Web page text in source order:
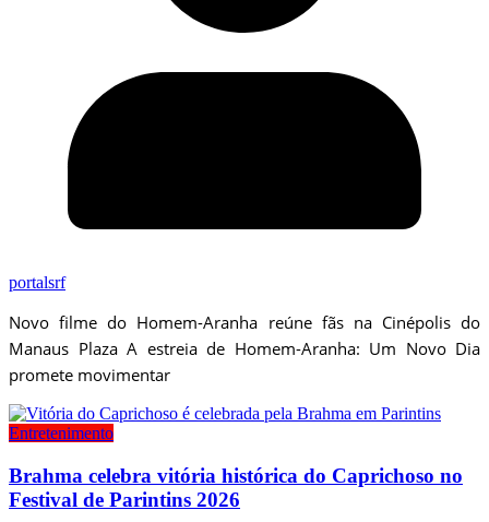
portalsrf
Novo filme do Homem-Aranha reúne fãs na Cinépolis do
Manaus Plaza A estreia de Homem-Aranha: Um Novo Dia
promete movimentar
Entretenimento
Brahma celebra vitória histórica do Caprichoso no
Festival de Parintins 2026